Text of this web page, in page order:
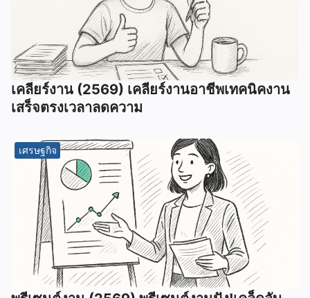
เคลียร์งาน (2569) เคลียร์งานอาชีพเทคนิคงาน
เสร็จตรงเวลาลดความ
เศรษฐกิจ